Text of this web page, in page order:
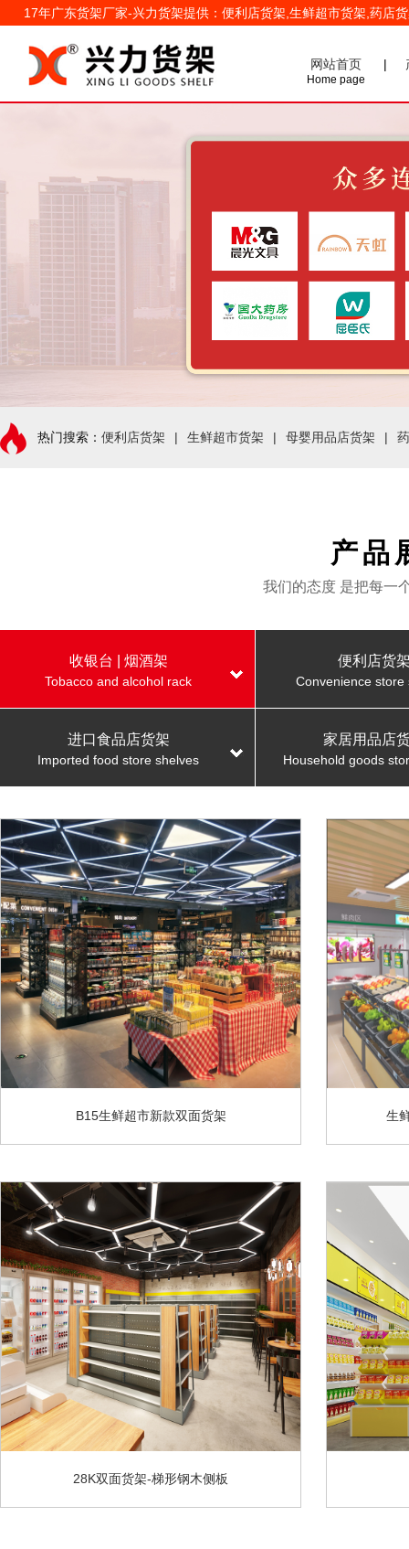
17年广东货架厂家-兴力货架提供：便利店货架,生鲜超市货架,药店
网站首页
Home page
|
热门搜索： 便利店货架 | 生鲜超市货架 | 母婴用品店货架 |
产品
我们的态度 是把每一
收银台 | 烟酒架
Tobacco and alcohol rack
便利店货
Convenience store
进口食品店货架
Imported food store shelves
家居用品店
Household goods
B15生鲜超市新款双面货架 生
28K双面货架-梯形钢木侧板